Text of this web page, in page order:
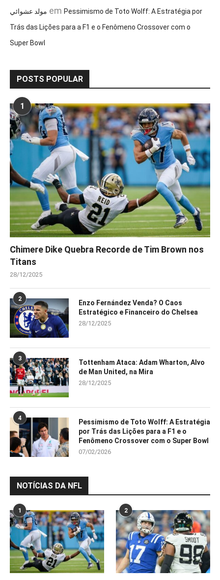
مولد عشوائي em Pessimismo de Toto Wolff: A Estratégia por
Trás das Lições para a F1 e o Fenômeno Crossover com o
Super Bowl
POSTS POPULAR
1
Chimere Dike Quebra Recorde de Tim Brown nos
Titans
28/12/2025
2
Enzo Fernández Venda? O Caos
Estratégico e Financeiro do Chelsea
28/12/2025
3
Tottenham Ataca: Adam Wharton, Alvo
de Man United, na Mira
28/12/2025
4
Pessimismo de Toto Wolff: A Estratégia
por Trás das Lições para a F1 e o
Fenômeno Crossover com o Super Bowl
07/02/2026
NOTÍCIAS DA NFL
1 2